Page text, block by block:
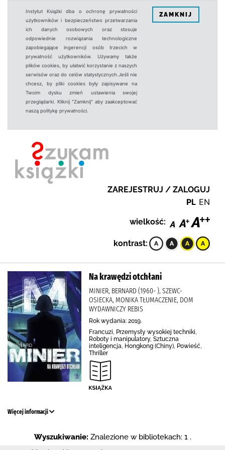
Instytut Książki dba o ochronę prywatności
użytkowników i bezpieczeństwo przetwarzania
ich danych osobowych oraz stosuje
odpowiednie rozwiązania technologiczne
zapobiegające ingerencji osób trzecich w
prywatność użytkowników. Używamy także
plików cookies, by ułatwić korzystanie z naszych
serwisów oraz do celów statystycznych.Jeśli nie
chcesz, by pliki cookies były zapisywane na
Twoim dysku zmień ustawienia swojej
przeglądarki. Kliknij "Zamknij" aby zaakceptować
naszą politykę prywatności.
ZAMKNIJ
ZAREJESTRUJ / ZALOGUJ
PL EN
wielkość:
kontrast:
Na krawędzi otchłani
MINIER, BERNARD (1960- ), SZEWC-
OSIECKA, MONIKA TŁUMACZENIE, DOM
WYDAWNICZY REBIS
Rok wydania: 2019.
Francuzi, Przemysły wysokiej techniki,
Roboty i manipulatory, Sztuczna
inteligencja, Hongkong (Chiny), Powieść,
Thriller
Więcej informacji
Wyszukiwanie: Znalezione w bibliotekach: 1 .